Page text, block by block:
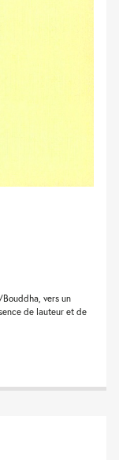
vers un
de lauteur et de